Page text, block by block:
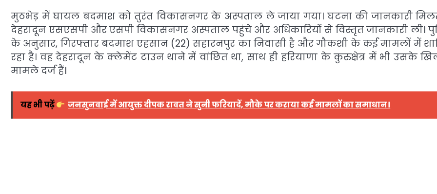
मुठभेड़ में घायल बदमाश को तुरंत विकासनगर के अस्पताल ले जाया गया। घटना की जानकारी
देहरादून एसएसपी और एसपी विकासनगर अस्पताल पहुंचे और अधिकारियों से विस्तृत जानकारी ली।
के अनुसार, गिरफ्तार बदमाश एहसान (22) सहारनपुर का निवासी है और गौकशी के कई मामलों में
रहा है। वह देहरादून के क्लेमेंट टाउन थाने में वांछित था, साथ ही हरियाणा के कुरुक्षेत्र में भी उसके
मामले दर्ज हैं।
यह भी पढ़ें जनसुनवाई में आयुक्त दीपक रावत ने सुनी फरियादें, मौके पर कराया कई मामलों का समाधान।